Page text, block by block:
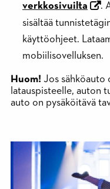
verkkosivuilta
.
sisältää
käyttöohjeet.
mobiilisovelluksen.
Huom! Jos sähköauto
latauspisteelle, auton
auto on pysäköitävä